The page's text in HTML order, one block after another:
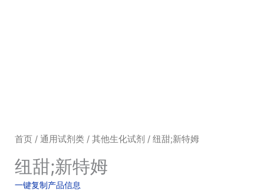
首页/ 通用试剂类/ 其他生化试剂 / 纽甜;新特姆
纽甜;新特姆
一键复制产品信息